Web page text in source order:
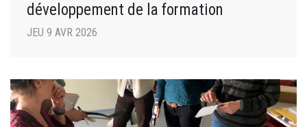
développement de la formation
JEU 9 AVR 2026